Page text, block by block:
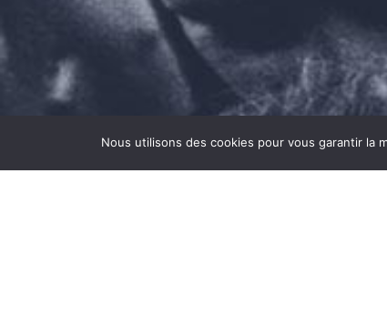
Nous utilisons des cookies pour vous garantir la